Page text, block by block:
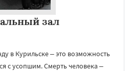
зал
в Курильске – это возможность
с усопшим. Смерть человека –